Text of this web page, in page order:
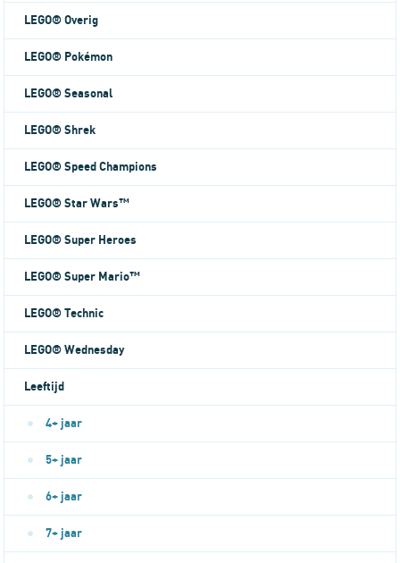
LEGO® Overig
LEGO® Pokémon
LEGO® Seasonal
LEGO® Shrek
LEGO® Speed Champions
LEGO® Star Wars™
LEGO® Super Heroes
LEGO® Super Mario™
LEGO® Technic
LEGO® Wednesday
Leeftijd
4+ jaar
5+ jaar
6+ jaar
7+ jaar